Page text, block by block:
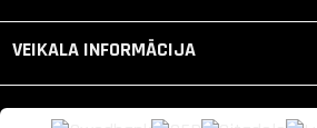
VEIKALA INFORMĀCIJA